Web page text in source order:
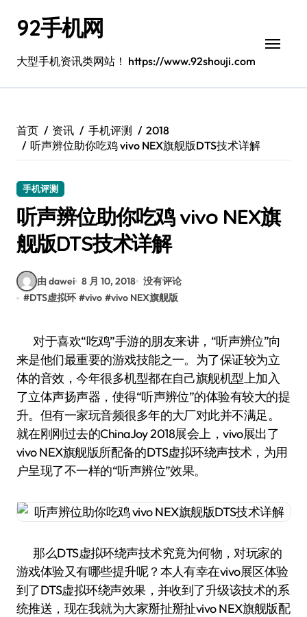
92手机网
大型手机资讯类网站！ https://www.92shouji.com
首页 资讯 手机评测
2018
听声辨位助你吃鸡 vivo NEX旗舰版DTS技术详解
手机评测
听声辨位助你吃鸡 vivo NEX旗
舰版DTS技术详解
由 dawei 8 月 10, 2018 没有评论
#DTS虚拟环 #vivo #vivo NEX旗舰版
对于喜欢“吃鸡”手游的朋友来讲，“听声辨位”向
来是他们最重要的游戏技能之一。为了保证较为立
体的音效，今年很多机型都在自己旗舰机型上加入
了立体声扬声器，使得“听声辨位”的体验有较大的提
升。但有一家玩音频很多年的大厂对此并不满足。
就在刚刚过去的ChinaJoy 2018展会上，vivo展出了
vivo NEX旗舰版所配备的DTS虚拟环绕声技术，为用
户呈现了不一样的“听声辨位”效果。
那么DTS虚拟环绕声技术究竟为何物，对玩家的
游戏体验又有哪些提升呢？本人有幸在vivo展区体验
到了DTS虚拟环绕声效果，并收到了升级该技术的系
统推送，现在我就为大家掰扯掰扯vivo NEX旗舰版配